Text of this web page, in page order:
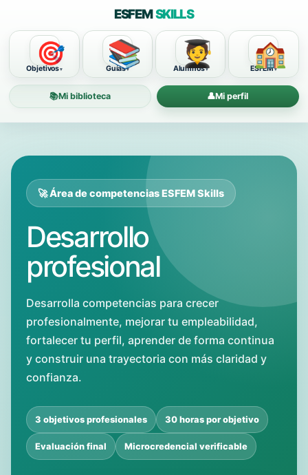
ESFEMSKILLS
🎯
Objetivos 📚
Guías 🧑‍🎓
Alumnos 🏫
ESFEM
📚Mi biblioteca 👤Mi perfil
🚀 Área de competencias ESFEM Skills
Desarrollo
profesional
Desarrolla competencias para crecer
profesionalmente, mejorar tu empleabilidad,
fortalecer tu perfil, aprender de forma continua
y construir una trayectoria con más claridad y
confianza.
3 objetivos profesionales 30 horas por objetivo
Evaluación final Microcredencial verificable